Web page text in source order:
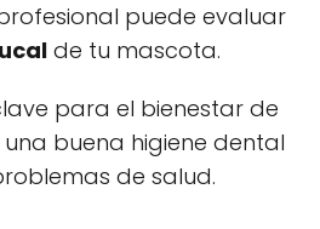
puede evaluar
de tu mascota.
para el bienestar de
buena higiene dental
de salud.